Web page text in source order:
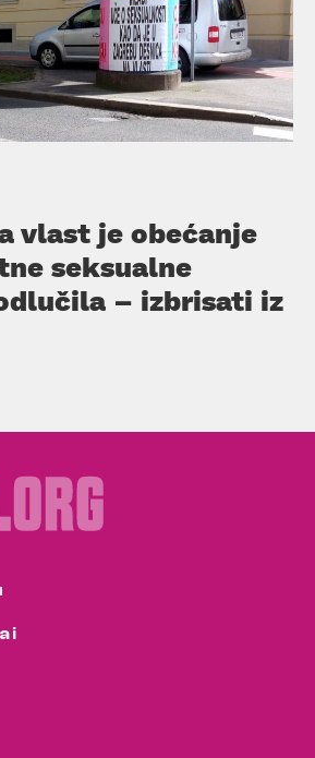
vlast je obećanje
seksualne
– izbrisati iz
i